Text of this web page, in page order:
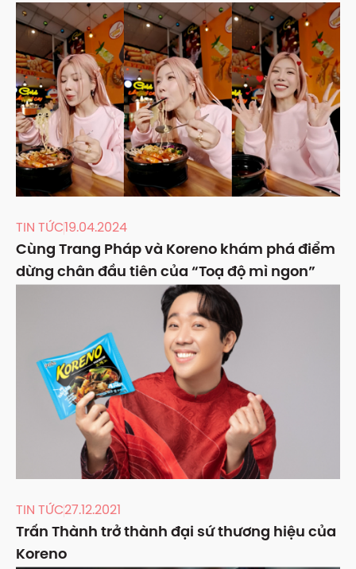
TIN TỨC19.04.2024
Cùng Trang Pháp và Koreno khám phá điểm
dừng chân đầu tiên của “Toạ độ mì ngon”
TIN TỨC27.12.2021
Trấn Thành trở thành đại sứ thương hiệu của
Koreno